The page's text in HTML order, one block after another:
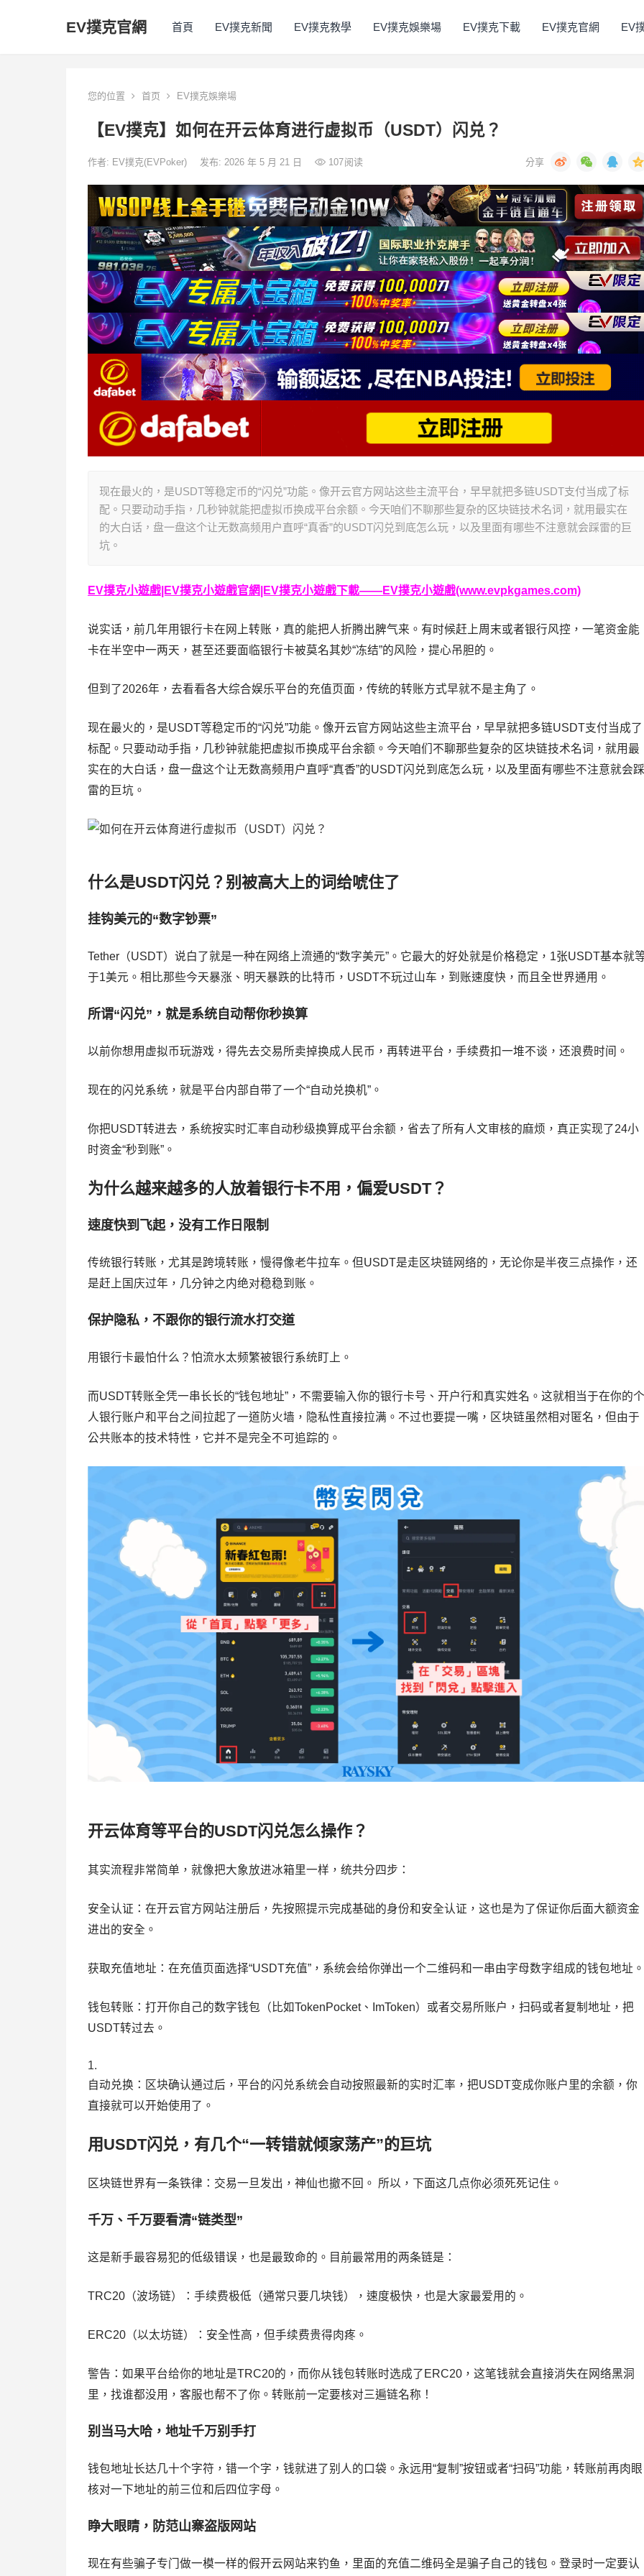
EV撲克官網 首頁 EV撲克新聞 EV撲克教學 EV撲克娛樂場 EV撲克下載 EV撲克官網 EV
您的位置 首页 EV撲克娛樂場
【EV撲克】如何在开云体育进行虚拟币（USDT）闪兑？
作者: EV撲克(EVPoker) 发布: 2026 年 5 月 21 日 107阅读
现在最火的，是USDT等稳定币的“闪兑”功能。像开云官方网站这些主流平台，早早就把多链USDT支付当成了标
配。只要动动手指，几秒钟就能把虚拟币换成平台余额。今天咱们不聊那些复杂的区块链技术名词，就用最实在
的大白话，盘一盘这个让无数高频用户直呼“真香”的USDT闪兑到底怎么玩，以及里面有哪些不注意就会踩雷的巨
坑。
EV撲克小遊戲|EV撲克小遊戲官網|EV撲克小遊戲下載——EV撲克小遊戲(www.evpkgames.com)
说实话，前几年用银行卡在网上转账，真的能把人折腾出脾气来。有时候赶上周末或者银行风控，一笔资金能
卡在半空中一两天，甚至还要面临银行卡被莫名其妙“冻结”的风险，提心吊胆的。
但到了2026年，去看看各大综合娱乐平台的充值页面，传统的转账方式早就不是主角了。
现在最火的，是USDT等稳定币的“闪兑”功能。像开云官方网站这些主流平台，早早就把多链USDT支付当成了
标配。只要动动手指，几秒钟就能把虚拟币换成平台余额。今天咱们不聊那些复杂的区块链技术名词，就用最
实在的大白话，盘一盘这个让无数高频用户直呼“真香”的USDT闪兑到底怎么玩，以及里面有哪些不注意就会踩
雷的巨坑。
什么是USDT闪兑？别被高大上的词给唬住了
挂钩美元的“数字钞票”
Tether（USDT）说白了就是一种在网络上流通的“数字美元”。它最大的好处就是价格稳定，1张USDT基本就
于1美元。相比那些今天暴涨、明天暴跌的比特币，USDT不玩过山车，到账速度快，而且全世界通用。
所谓“闪兑”，就是系统自动帮你秒换算
以前你想用虚拟币玩游戏，得先去交易所卖掉换成人民币，再转进平台，手续费扣一堆不谈，还浪费时间。
现在的闪兑系统，就是平台内部自带了一个“自动兑换机”。
你把USDT转进去，系统按实时汇率自动秒级换算成平台余额，省去了所有人文审核的麻烦，真正实现了24小
时资金“秒到账”。
为什么越来越多的人放着银行卡不用，偏爱USDT？
速度快到飞起，没有工作日限制
传统银行转账，尤其是跨境转账，慢得像老牛拉车。但USDT是走区块链网络的，无论你是半夜三点操作，还
是赶上国庆过年，几分钟之内绝对稳稳到账。
保护隐私，不跟你的银行流水打交道
用银行卡最怕什么？怕流水太频繁被银行系统盯上。
而USDT转账全凭一串长长的“钱包地址”，不需要输入你的银行卡号、开户行和真实姓名。这就相当于在你的个
人银行账户和平台之间拉起了一道防火墙，隐私性直接拉满。不过也要提一嘴，区块链虽然相对匿名，但由于
公共账本的技术特性，它并不是完全不可追踪的。
开云体育等平台的USDT闪兑怎么操作？
其实流程非常简单，就像把大象放进冰箱里一样，统共分四步：
安全认证：在开云官方网站注册后，先按照提示完成基础的身份和安全认证，这也是为了保证你后面大额资金
进出的安全。
获取充值地址：在充值页面选择“USDT充值”，系统会给你弹出一个二维码和一串由字母数字组成的钱包地址。
钱包转账：打开你自己的数字钱包（比如TokenPocket、ImToken）或者交易所账户，扫码或者复制地址，把
USDT转过去。
自动兑换：区块确认通过后，平台的闪兑系统会自动按照最新的实时汇率，把USDT变成你账户里的余额，你
直接就可以开始使用了。
用USDT闪兑，有几个“一转错就倾家荡产”的巨坑
区块链世界有一条铁律：交易一旦发出，神仙也撤不回。 所以，下面这几点你必须死死记住。
千万、千万要看清“链类型”
这是新手最容易犯的低级错误，也是最致命的。目前最常用的两条链是：
TRC20（波场链）：手续费极低（通常只要几块钱），速度极快，也是大家最爱用的。
ERC20（以太坊链）：安全性高，但手续费贵得肉疼。
警告：如果平台给你的地址是TRC20的，而你从钱包转账时选成了ERC20，这笔钱就会直接消失在网络黑洞
里，找谁都没用，客服也帮不了你。转账前一定要核对三遍链名称！
别当马大哈，地址千万别手打
钱包地址长达几十个字符，错一个字，钱就进了别人的口袋。永远用“复制”按钮或者“扫码”功能，转账前再肉眼
核对一下地址的前三位和后四位字母。
睁大眼睛，防范山寨盗版网站
现在有些骗子专门做一模一样的假开云网站来钓鱼，里面的充值二维码全是骗子自己的钱包。登录时一定要认